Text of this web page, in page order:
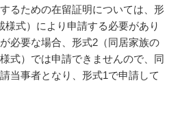
るための在留証明については、形
様式）により申請する必要があり
必要な場合、形式2（同居家族の
式）では申請できませんので、同
当事者となり、形式1で申請して